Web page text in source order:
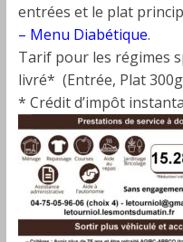
entrées et le plat
– Menu Diabétique.
Tarif pour les régimes
livré* (Entrée, Plat
* Crédit d’impôt